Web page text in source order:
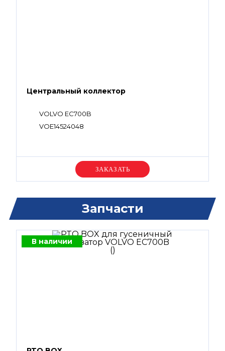
Центральный коллектор
VOLVO EC700B
VOE14524048
Уточняйте цену
Запчасти
В наличии